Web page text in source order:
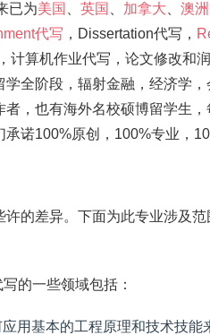
已为美国 英国 加拿大 澳洲
代写 ，Dissertation代写，
计算机作业代写，论文修改和润
全阶段，辐射金融，经济学
，也有海外名校硕博留学生
诺100%原创，100%专业，
的差异。下面为此专业涉及
的一些领域包括：
用基本的工程原理和技术技能